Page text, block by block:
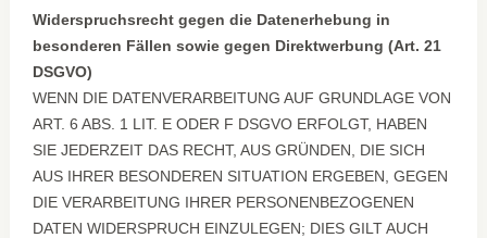
Widerspruchsrecht gegen die Datenerhebung in
besonderen Fällen sowie gegen Direktwerbung (Art. 21
DSGVO)
WENN DIE DATENVERARBEITUNG AUF GRUNDLAGE VON
ART. 6 ABS. 1 LIT. E ODER F DSGVO ERFOLGT, HABEN
SIE JEDERZEIT DAS RECHT, AUS GRÜNDEN, DIE SICH
AUS IHRER BESONDEREN SITUATION ERGEBEN, GEGEN
DIE VERARBEITUNG IHRER PERSONENBEZOGENEN
DATEN WIDERSPRUCH EINZULEGEN; DIES GILT AUCH